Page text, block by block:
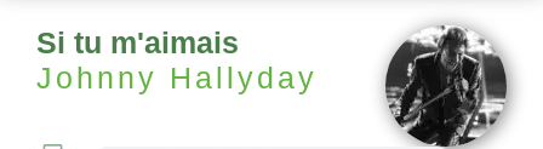
Si tu m'aimais
Johnny Hallyday